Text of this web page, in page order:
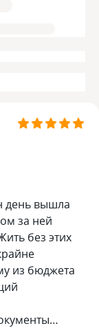
день вышла
за ней
без этих
из бюджета